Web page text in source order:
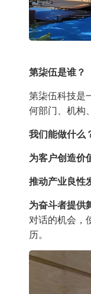
第柒伍是谁？
第柒伍科技是
何部门、机构
我们能做什么
为客户创造价
推动产业良性
为奋斗者提供
对话的机会，
历。